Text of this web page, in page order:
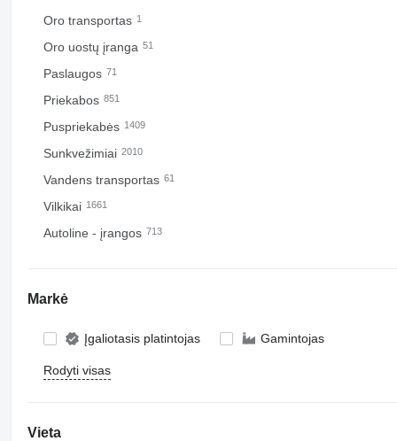
Oro transportas 1
Oro uostų įranga 51
Paslaugos 71
Priekabos 851
Puspriekabės 1409
Sunkvežimiai 2010
Vandens transportas 61
Vilkikai 1661
Autoline - įrangos 713
Markė
Įgaliotasis platintojas Gamintojas
Rodyti visas
Vieta